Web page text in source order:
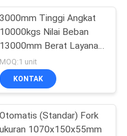
3000mm Tinggi Angkat
10000kgs Nilai Beban
13000mm Berat Layanan
10 Ton Forklift
MOQ:1 unit
KONTAK
Otomatis (Standar) Fork
ukuran 1070x150x55mm